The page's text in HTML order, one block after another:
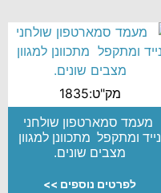
מק"ט:1835
מעמד סמארטפון שולחני
נייד ומתקפל מתכוונן למגוון
מצבים שונים.
לפרטים נוספים >>